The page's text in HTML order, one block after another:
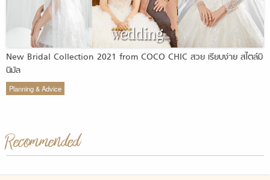
New Bridal Collection 2021 from COCO CHIC สวย เรียบง่าย สไตล์มิ
นิมัล
Planning & Advice
Recommended